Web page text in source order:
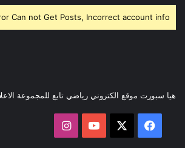
Can not Get Posts, Incorrect account info.
هيا سبورت موقع الكتروني رياضي تابع للمجموعة
فيسبوك ‫YouTubeانستقرام